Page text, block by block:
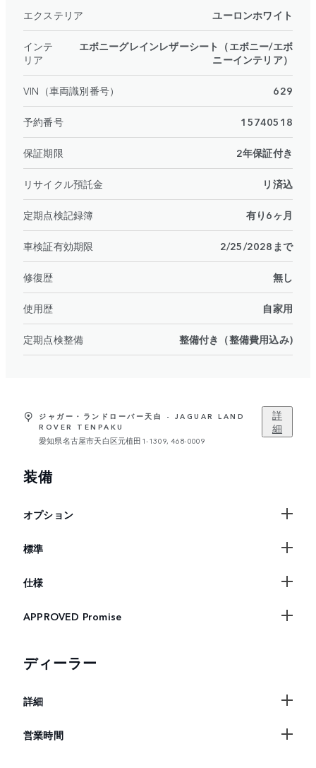
エクステリア ユーロンホワイト
インテ
リア
エボニーグレインレザーシート（エボニー/エボ
ニーインテリア）
VIN（車両識別番号） 629
予約番号 15740518
保証期限 2年保証付き
リサイクル預託金 リ済込
定期点検記録簿 有り6ヶ月
車検証有効期限 2/25/2028まで
修復歴 無し
使用歴 自家用
定期点検整備 整備付き（整備費用込み)
ジャガー・ランドローバー天白 - JAGUAR LAND
ROVER TENPAKU
愛知県名古屋市天白区元植田1-1309, 468-0009
詳
細
装備
オプション
標準
仕様
APPROVED Promise
ディーラー
詳細
営業時間